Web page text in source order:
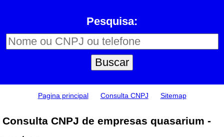
Pesquisa:
Pagina principal Consulta CNPJ Sitemap
Consulta CNPJ de empresas quasarium -